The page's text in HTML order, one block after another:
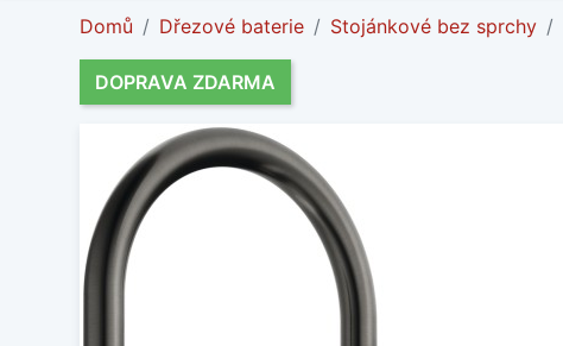
Domů Dřezové baterie Stojánkové bez sprchy
DOPRAVA ZDARMA